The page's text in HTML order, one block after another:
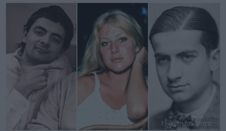
11 legendas szinesz